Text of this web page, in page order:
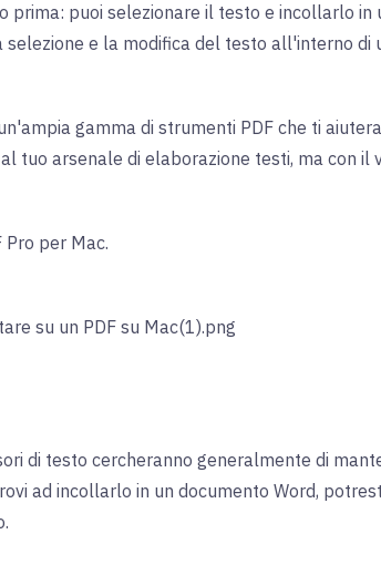
puoi selezionare il testo e incollarlo
e la modifica del testo all'interno di
gamma di strumenti PDF che ti
tuo arsenale di elaborazione testi, ma con
Pro per Mac.
di testo cercheranno generalmente di
ad incollarlo in un documento Word,